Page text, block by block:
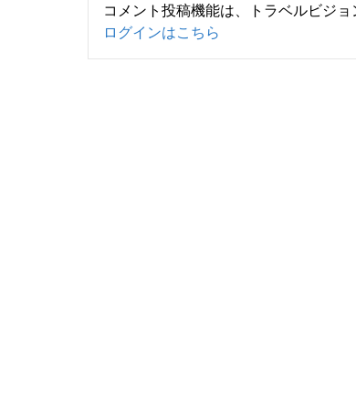
コメント投稿機能は、トラベルビジ
ログインはこちら